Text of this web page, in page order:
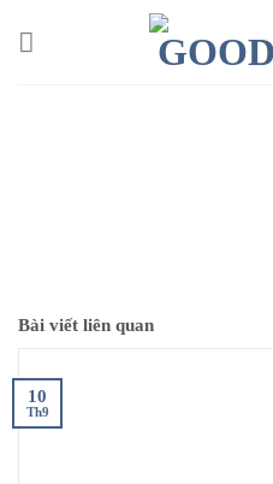
Bài viết liên quan
10
Th9